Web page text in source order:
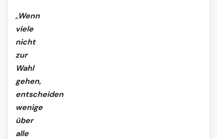
„Wenn
viele
nicht
zur
Wahl
gehen,
entscheiden
wenige
über
alle